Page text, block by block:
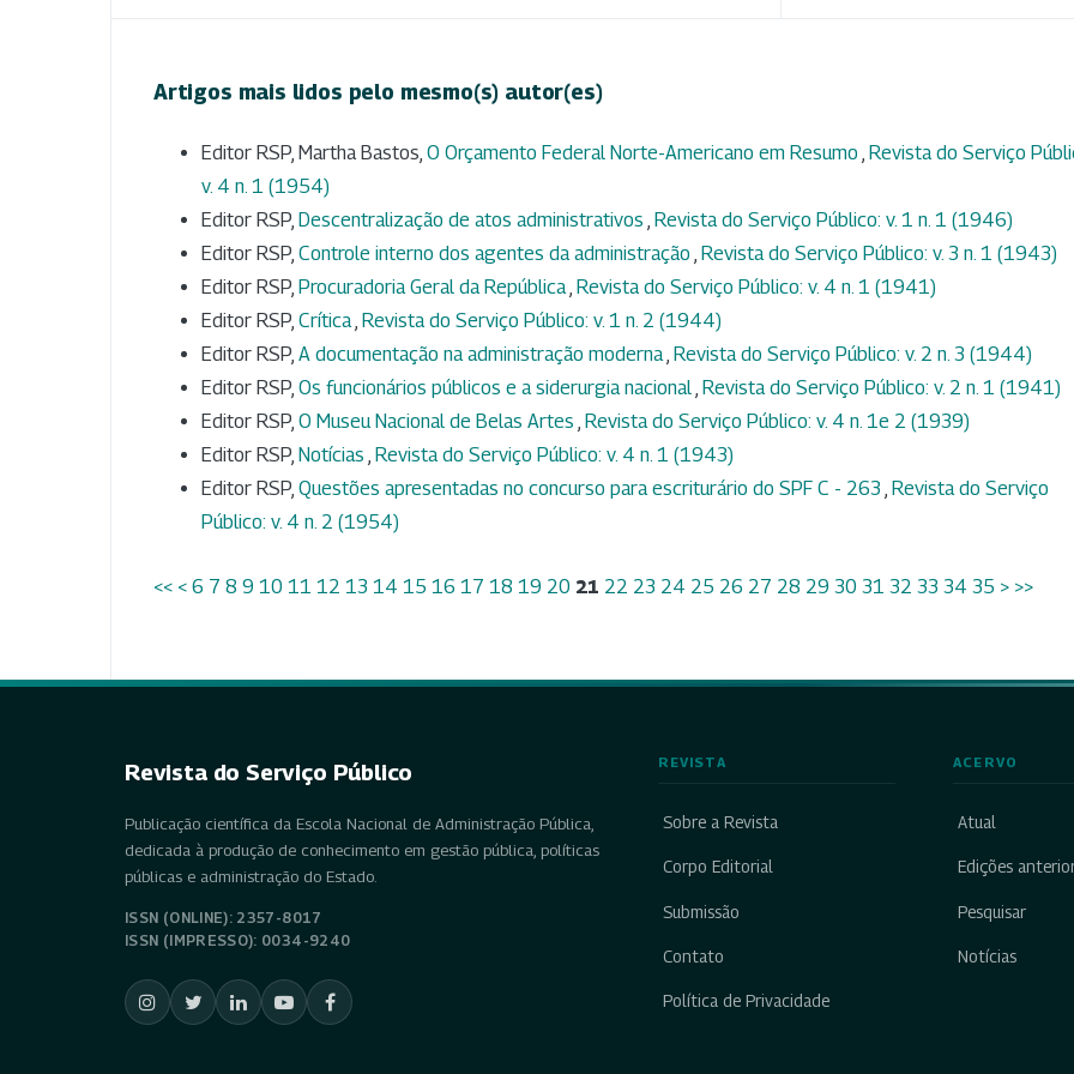
Artigos mais lidos pelo mesmo(s) autor(es)
Editor RSP, Martha Bastos, O Orçamento Federal Norte-Americano em Resumo , Revista do Serviço
v. 4 n. 1 (1954)
Editor RSP, Descentralização de atos administrativos , Revista do Serviço Público: v. 1 n. 1 (1946)
Editor RSP, Controle interno dos agentes da administração , Revista do Serviço Público: v. 3 n. 1 (1943)
Editor RSP, Procuradoria Geral da República, Revista do Serviço Público: v. 4 n. 1 (1941)
Editor RSP, Crítica, Revista do Serviço Público: v. 1 n. 2 (1944)
Editor RSP, A documentação na administração moderna, Revista do Serviço Público: v. 2 n. 3 (1944)
Editor RSP, Os funcionários públicos e a siderurgia nacional, Revista do Serviço Público: v. 2 n. 1 (1941)
Editor RSP, O Museu Nacional de Belas Artes , Revista do Serviço Público: v. 4 n. 1e 2 (1939)
Editor RSP, Notícias , Revista do Serviço Público: v. 4 n. 1 (1943)
Editor RSP, Questões apresentadas no concurso para escriturário do SPF C - 263 , Revista do Serviço
Público: v. 4 n. 2 (1954)
<< < 6 7 8 9 10 11 12 13 14 15 16 17 18 19 20 21 22 23 24 25 26 27 28 29 30 31 32 33 34 35 > >>
Revista do Serviço Público
Publicação científica da Escola Nacional de Administração Pública,
dedicada à produção de conhecimento em gestão pública, políticas
públicas e administração do Estado.
ISSN (ONLINE): 2357-8017
ISSN (IMPRESSO): 0034-9240
REVISTA
Sobre a Revista
Corpo Editorial
Submissão
Contato
Política de Privacidade
ACERVO
Atual
Edições
Pesquisar
Notícias